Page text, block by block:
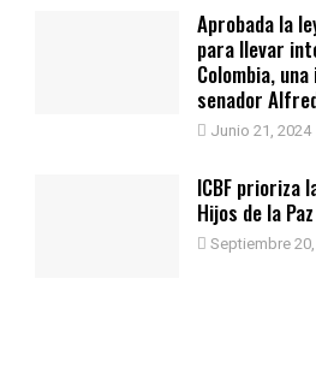
Aprobada la
para llevar
Colombia,
senador
Junio 21, 2024
ICBF prioriza
Hijos de la
Septiembre